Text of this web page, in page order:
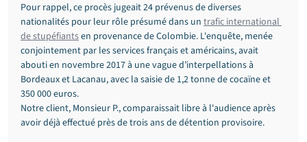
Pour rappel, ce procès jugeait 24 prévenus de diverses
nationalités pour leur rôle présumé dans un trafic international
de stupéfiants en provenance de Colombie. L'enquête, menée
conjointement par les services français et américains, avait
abouti en novembre 2017 à une vague d’interpellations à
Bordeaux et Lacanau, avec la saisie de 1,2 tonne de cocaïne et
350 000 euros.
Notre client, Monsieur P., comparaissait libre à l'audience après
avoir déjà effectué près de trois ans de détention provisoire.